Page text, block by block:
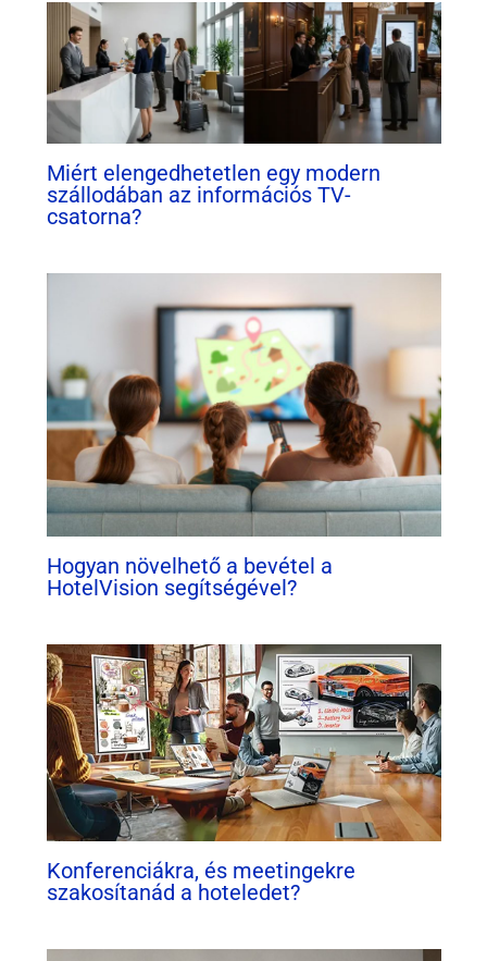
Miért elengedhetetlen egy modern
szállodában az információs TV-
csatorna?
Hogyan növelhető a bevétel a
HotelVision segítségével?
Konferenciákra, és meetingekre
szakosítanád a hoteledet?